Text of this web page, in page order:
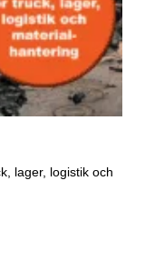
lager, logistik och